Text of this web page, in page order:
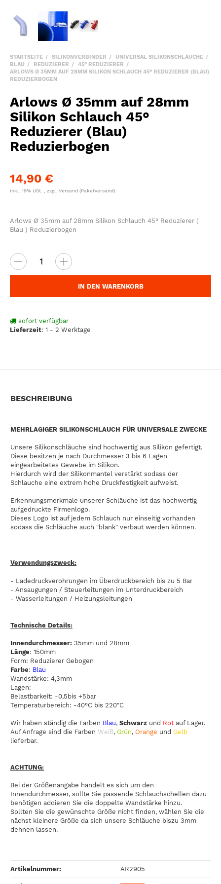
STARTSEITE SILIKONVERBINDER
UNIVERSAL SILIKONSCHLÄUCHE
BLAU
REDUZIERER
45° REDUZIERER
ARLOWS Ø 35MM AUF 28MM SILIKON SCHLAUCH 45° REDUZIERER (BLAU)
REDUZIERBOGEN
Arlows Ø 35mm auf 28mm
Silikon Schlauch 45°
Reduzierer (Blau)
Reduzierbogen
14,90 €
inkl. 19% USt. , zzgl. Versand (Paketversand)
Arlows Ø 35mm auf 28mm Silikon Schlauch 45° Reduzierer (
Blau ) Reduzierbogen
IN DEN WARENKORB
sofort verfügbar
Lieferzeit: 1 - 2 Werktage
BESCHREIBUNG
MEHRLAGIGER SILIKONSCHLAUCH FÜR UNIVERSALE ZWECKE
Unsere Silikonschläuche sind hochwertig aus Silikon gefertigt.
Diese besitzen je nach Durchmesser 3 bis 6 Lagen
eingearbeitetes Gewebe im Silikon.
Hierdurch wird der Silikonmantel verstärkt sodass der
Schlauche eine extrem hohe Druckfestigkeit aufweist.
Erkennungsmerkmale unserer Schläuche ist das hochwertig
aufgedruckte Firmenlogo.
Dieses Logo ist auf jedem Schlauch nur einseitig vorhanden
sodass die Schläuche auch "blank" verbaut werden können.
Verwendungszweck:
- Ladedruckverohrungen im Überdruckbereich bis zu 5 Bar
- Ansaugungen / Steuerleitungen im Unterdruckbereich
- Wasserleitungen / Heizungsleitungen
Technische Details:
Innendurchmesser: 35mm und 28mm
Länge: 150mm
Form: Reduzierer Gebogen
Farbe: Blau
Wandstärke: 4,3mm
Lagen:
Belastbarkeit: -0,5bis +5bar
Temperaturbereich: -40°C bis 220"C
Wir haben ständig die Farben Blau, Schwarz und Rot auf Lager.
Auf Anfrage sind die Farben Weiß, Grün, Orange und Gelb
lieferbar.
ACHTUNG:
Bei der Größenangabe handelt es sich um den
Innendurchmesser, sollte Sie passende Schlauchschellen dazu
benötigen addieren Sie die doppelte Wandstärke hinzu.
Sollten Sie die gewünschte Größe nicht finden, wählen Sie die
nächst kleinere Größe da sich unsere Schläuche biszu 3mm
dehnen lassen.
Artikelnummer: AR2905